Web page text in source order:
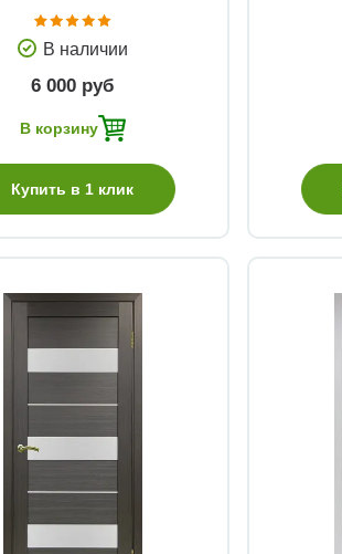
В наличии
6 000 руб
В корзину
Купить в 1 клик
Быстрый просмотр